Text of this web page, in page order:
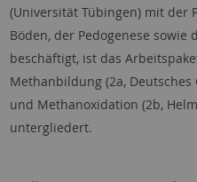
(Universität Tübingen) mit der
Böden, der Pedogenese
beschäftigt, ist das
Methanbildung (2a, Deutsches
und Methanoxidation (2b,
untergliedert.